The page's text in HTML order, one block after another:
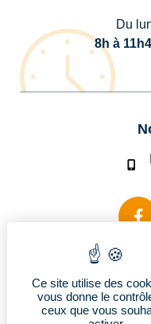
Du
8h à
Ce site utilise des
vous donne le
ceux que vous